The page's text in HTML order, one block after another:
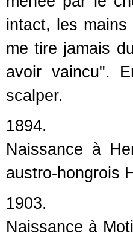
intact, les
me tire jamais
avoir vaincu".
scalper.
1894.
Naissance à
austro-hongrois
1903.
Naissance à